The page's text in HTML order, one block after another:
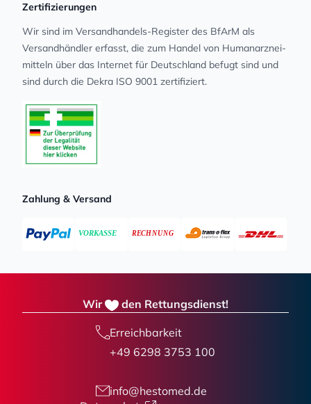
Zertifizierungen
Wir sind im Versandhandels-Register des BfArM als
Versandhändler erfasst, die zum Handel von Human­arz­nei­
mit­teln über das Internet für Deutschland befugt sind und
sind durch die Dekra ISO 9001 zertifiziert.
Zahlung & Versand
Wir den Rettungsdienst!
Erreichbarkeit
+49 6298 3753 100
info@hestomed.de